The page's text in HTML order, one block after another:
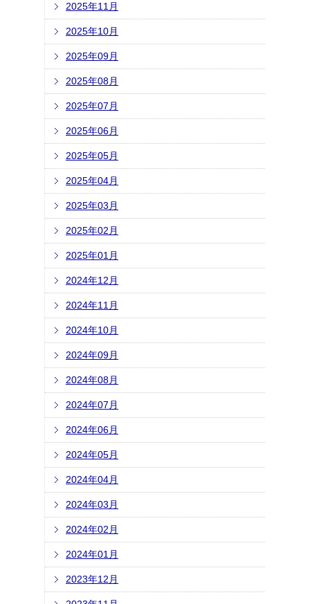
2025年11月
2025年10月
2025年09月
2025年08月
2025年07月
2025年06月
2025年05月
2025年04月
2025年03月
2025年02月
2025年01月
2024年12月
2024年11月
2024年10月
2024年09月
2024年08月
2024年07月
2024年06月
2024年05月
2024年04月
2024年03月
2024年02月
2024年01月
2023年12月